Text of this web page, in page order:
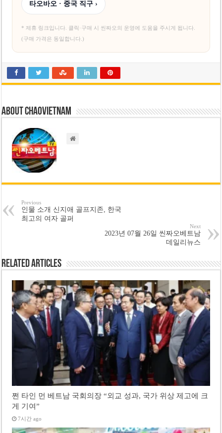
타오바오 · 중국 직구 ›
* 제휴 링크입니다. 클릭·구매 시 씬짜오의 운영에 도움을 주시게 됩니다.
(구매 가격은 동일합니다.)
About chaovietnam
Previous
인물 소개 신지애 골프지존, 한국
최고의 여자 골퍼
Next
2023년 07월 26일 씬짜오베트남
데일리뉴스
Related Articles
쩐 타인 먼 베트남 국회의장 “외교 성과, 국가 위상 제고에 크
게 기여”
7시간 ago